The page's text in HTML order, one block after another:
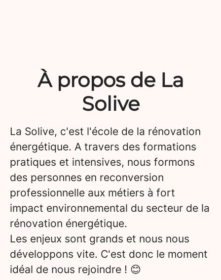
À propos de La
Solive
La Solive, c'est l'école de la rénovation
énergétique. A travers des formations
pratiques et intensives, nous formons
des personnes en reconversion
professionnelle aux métiers à fort
impact environnemental du secteur de la
rénovation énergétique.
Les enjeux sont grands et nous nous
développons vite. C'est donc le moment
idéal de nous rejoindre ! 😊